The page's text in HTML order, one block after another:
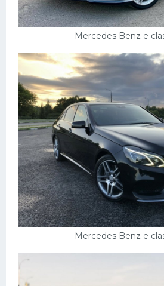
Mercedes Benz e
Mercedes Benz e
МАЗ
Мерседес
Фольксваген
Лексус
Дэу
Скания
Форд
Черри
Джили
Хавал
Инфинити